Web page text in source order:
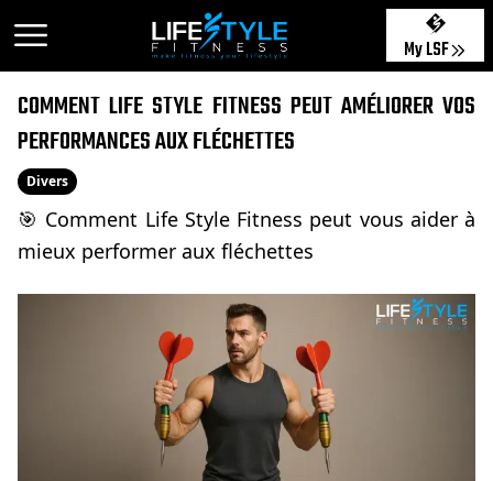
My LSF
COMMENT LIFE STYLE FITNESS PEUT AMÉLIORER VOS
PERFORMANCES AUX FLÉCHETTES
Divers
🎯 Comment Life Style Fitness peut vous aider à
mieux performer aux fléchettes